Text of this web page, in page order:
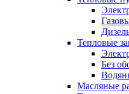
Тепловые
Без
Масляные